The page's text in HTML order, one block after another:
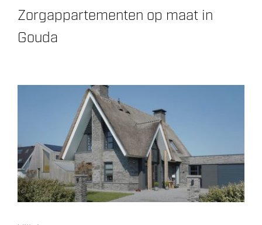
Zorgappartementen op maat in
Gouda